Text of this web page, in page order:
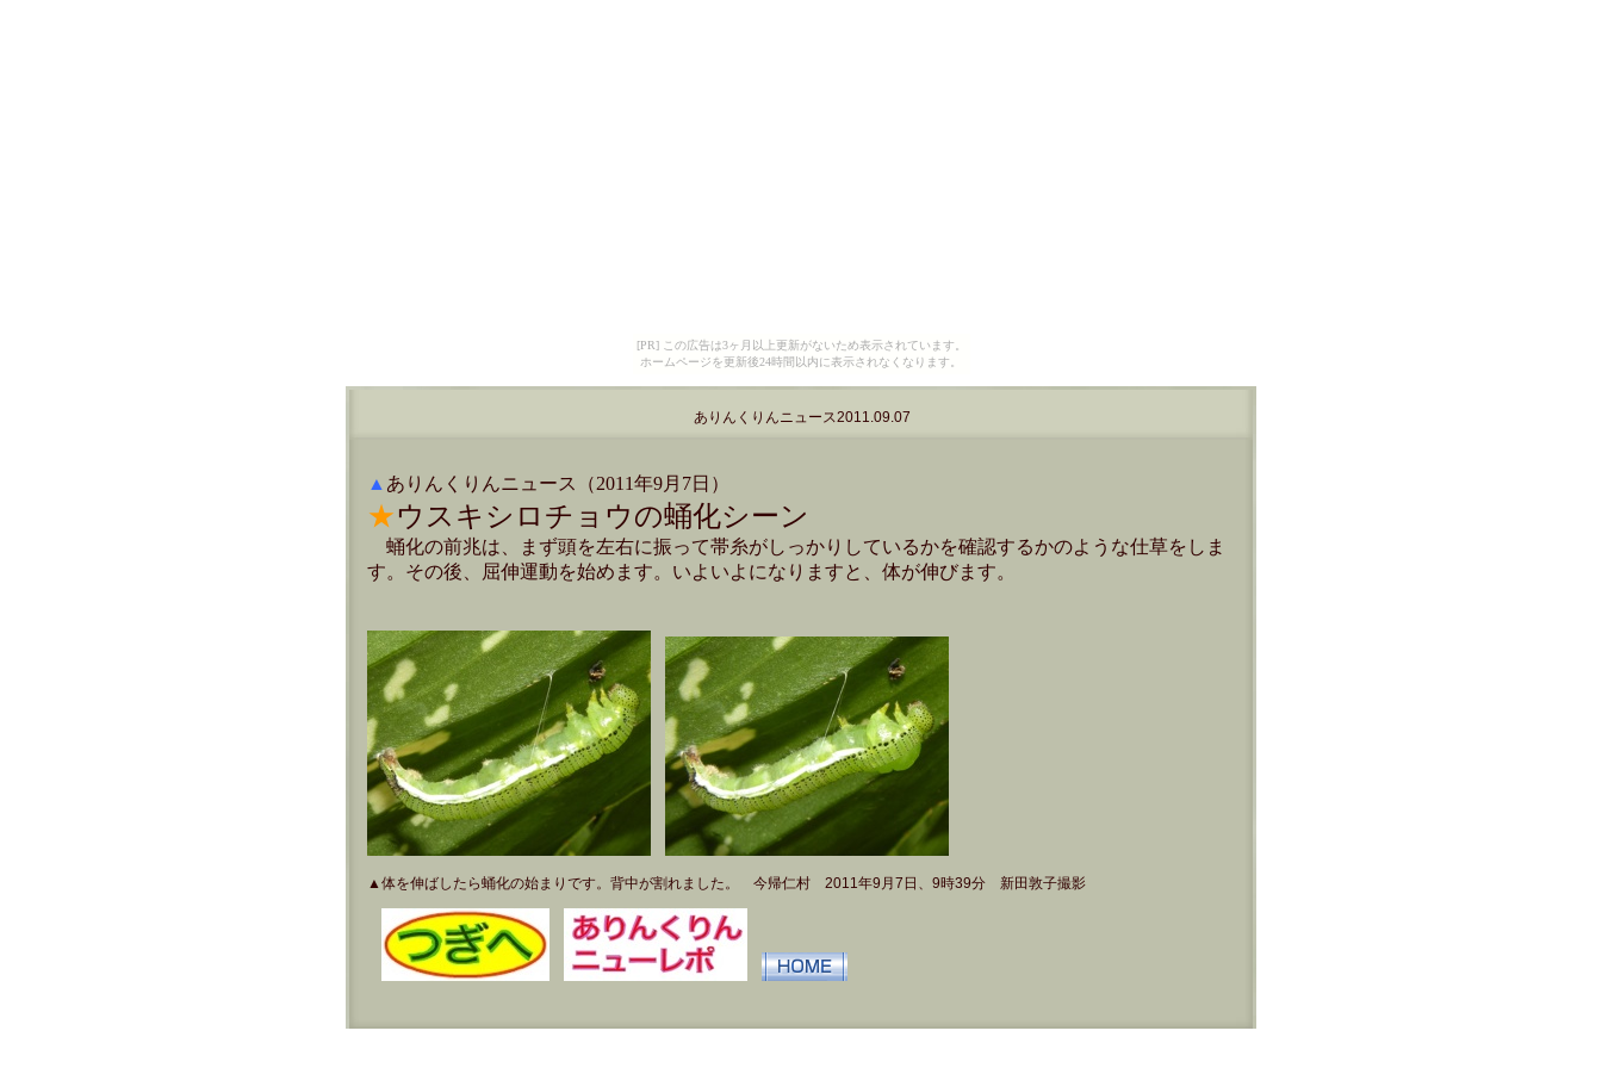
[PR] この広告は3ヶ月以上更新がないため表示されています。
ホームページを更新後24時間以内に表示されなくなります。
ありんくりんニュース2011.09.07
▲ ありんくりんニュース（2011年9月7日）
★ウスキシロチョウの蛹化シーン
蛹化の前兆は、まず頭を左右に振って帯糸がしっかりしているかを確認するかのような仕草をしま
す。その後、屈伸運動を始めます。いよいよになりますと、体が伸びます。
▲体を伸ばしたら蛹化の始まりです。背中が割れました。 今帰仁村 2011年9月7日、9時39分 新田敦子撮影